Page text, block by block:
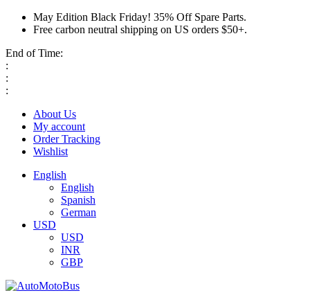
May Edition Black Friday! 35% Off Spare Parts.
Free carbon neutral shipping on US orders $50+.
End of Time:
:
:
:
About Us
My account
Order Tracking
Wishlist
English
English
Spanish
German
USD
USD
INR
GBP